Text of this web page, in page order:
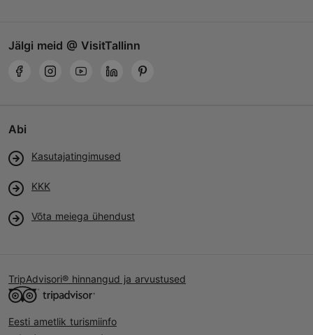
Jälgi meid @ VisitTallinn
Abi
Kasutajatingimused
KKK
Võta meiega ühendust
TripAdvisori® hinnangud ja arvustused
Eesti ametlik turismiinfo